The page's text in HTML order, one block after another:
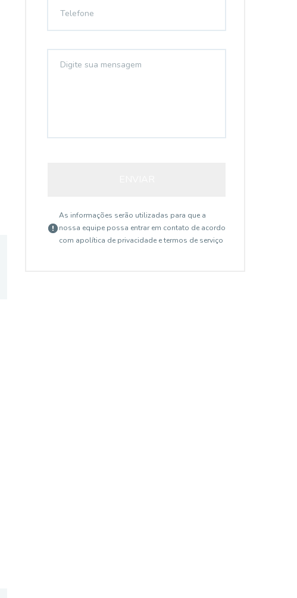
As informações serão utilizadas para que a
nossa equipe possa entrar em contato de acordo
com apolítica de privacidade e termos de serviço